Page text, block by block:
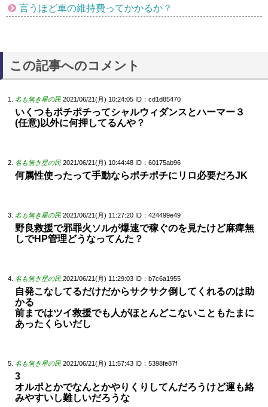
言うほど車の維持費ってかかるか？
この記事へのコメント
名も無き星の民 2021/06/21(月) 10:24:05 ID：cd1d85470
いくつもポチポチってシャルウィダンスとハーマー３
(任意)以外に何押してるんや？
名も無き星の民 2021/06/21(月) 10:44:48 ID：60175ab96
何属性使ったって手動ならポチポチにリロ必要だろJK
名も無き星の民 2021/06/21(月) 11:27:20 ID：424499e49
野良救援で邪罪火ソルが爆速で稼ぐのを見たけど麻痺無
しでHP管理どうなってんた？
名も無き星の民 2021/06/21(月) 11:29:03 ID：b7c6a1955
自発こなしてるだけだからサクサク倒してくれるのは助
かる
前まではツイ救援でも人がほとんどこないこともたまに
あったくらいだし
名も無き星の民 2021/06/21(月) 11:57:43 ID：5398fe87f
3
オルポとかでなんとかやりくりしてんだろうけど運も絡
みやすいし難しいだろうな